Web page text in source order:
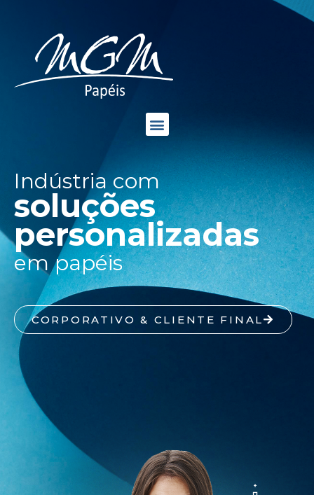
Indústria com
soluções
personalizadas
em papéis
CORPORATIVO & CLIENTE FINAL